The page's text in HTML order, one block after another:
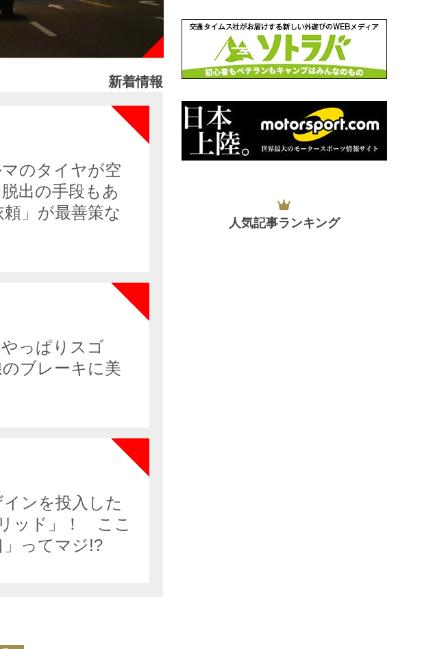
新着情報
NEW
のタイヤが空
出の手段もあ
」が最善策な
っぱりスゴ
ブレーキに美
ンを投入した
ッド」！ ここ
ってマジ!?
人気記事ランキング